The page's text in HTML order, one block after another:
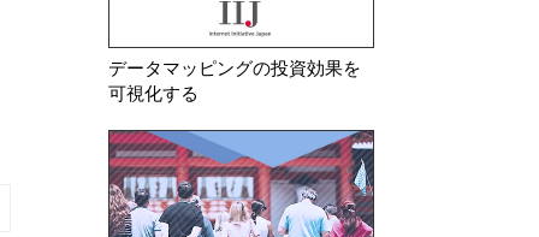
データマッピングの投資効果を
可視化する